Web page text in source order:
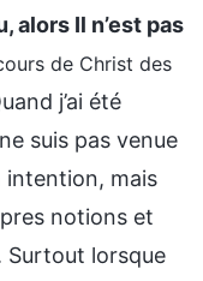
alors Il n’est pas
de Christ des
j’ai été
suis pas venue
intention, mais
notions et
Surtout lorsque